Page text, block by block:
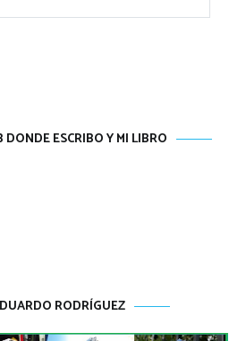
ESCRIBO Y MI LIBRO
RODRÍGUEZ